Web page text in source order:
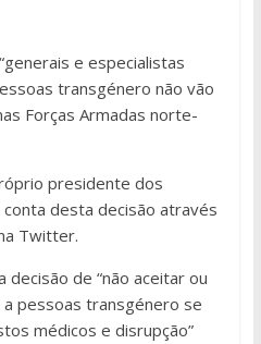
e especialistas
transgénero não vão
Forças Armadas norte-
presidente dos
desta decisão através
Twitter.
de “não aceitar ou
pessoas transgénero se
médicos e disrupção”